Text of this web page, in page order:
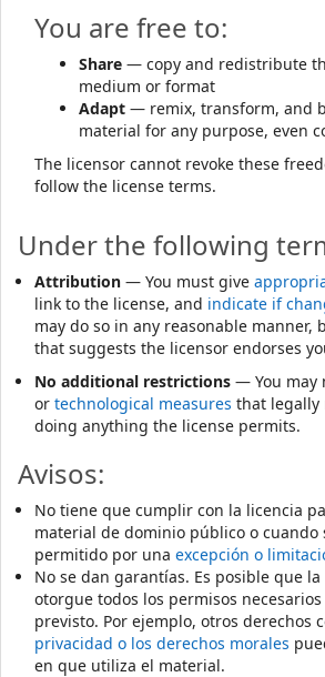
You are free to:
Share — copy and redistribute
medium or format
Adapt — remix, transform, and
material for any purpose, even
The licensor cannot revoke these
follow the license terms.
Under the following
Attribution — You must give
link to the license, and indicate if
may do so in any reasonable manner,
that suggests the licensor endorses
No additional restrictions — You may
or technological measures that legally
doing anything the license permits.
Avisos:
No tiene que cumplir con la licencia
material de dominio público o cuando
permitido por una excepción o
No se dan garantías. Es posible que
otorgue todos los permisos
previsto. Por ejemplo, otros derechos
privacidad o los derechos morales
en que utiliza el material.